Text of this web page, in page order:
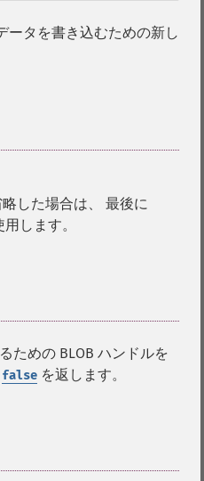
ータを書き込むための新し
した場合は、 最後に
します。
ための BLOB ハンドルを
false を返します。